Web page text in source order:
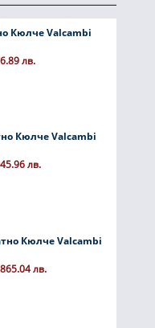
Кюлче Valcambi
лв.
Кюлче Valcambi
лв.
Кюлче Valcambi
лв.